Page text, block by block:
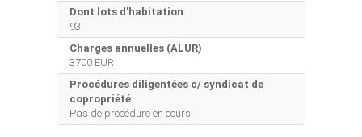
Dont lots d'habitation
93
Charges annuelles (ALUR)
3700 EUR
Procédures diligentées c/ syndicat de
copropriété
Pas de procédure en cours